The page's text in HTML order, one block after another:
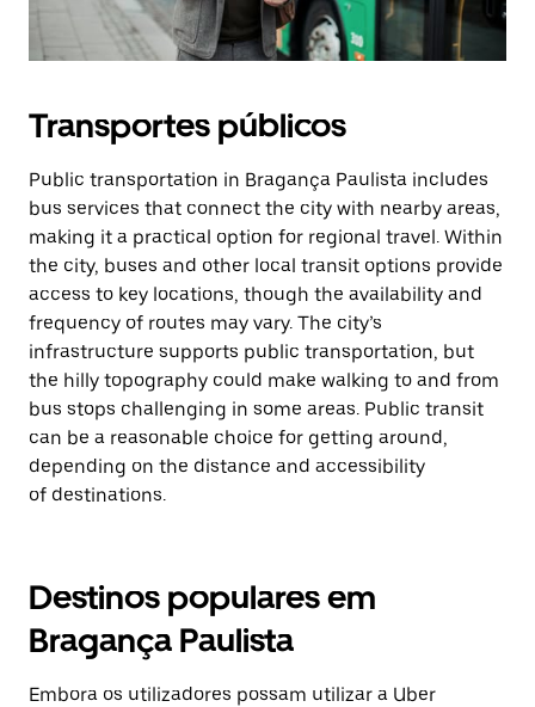
Transportes públicos
Public transportation in Bragança Paulista includes
bus services that connect the city with nearby areas,
making it a practical option for regional travel. Within
the city, buses and other local transit options provide
access to key locations, though the availability and
frequency of routes may vary. The city’s
infrastructure supports public transportation, but
the hilly topography could make walking to and from
bus stops challenging in some areas. Public transit
can be a reasonable choice for getting around,
depending on the distance and accessibility
of destinations.
Destinos populares em
Bragança Paulista
Embora os utilizadores possam utilizar a Uber